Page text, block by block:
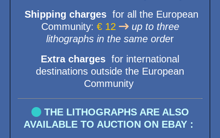
Shipping charges for all the European
Community: € 12  up to three
lithographs in the same order
Extra charges for international
destinations outside the European
Community
 THE LITHOGRAPHS ARE ALSO
AVAILABLE TO AUCTION ON EBAY :